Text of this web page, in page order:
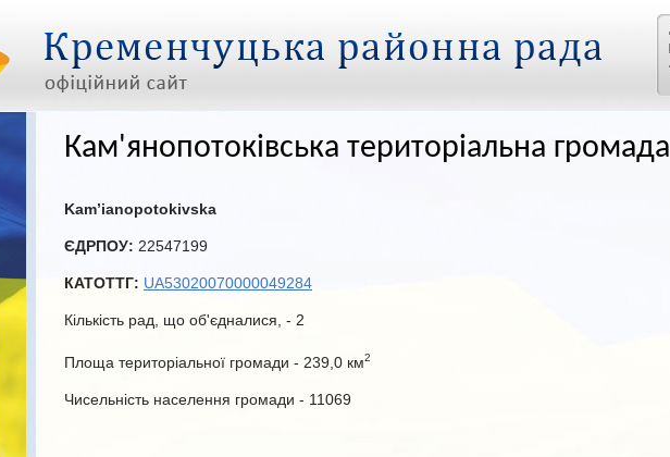
Кам'янопотоківська територіальна громада
Kam’ianopotokivska
ЄДРПОУ: 22547199
КАТОТТГ: UA53020070000049284
Кількість рад, що об'єдналися, - 2
Площа територіальної громади - 239,0 км2
Чисельність населення громади - 11069